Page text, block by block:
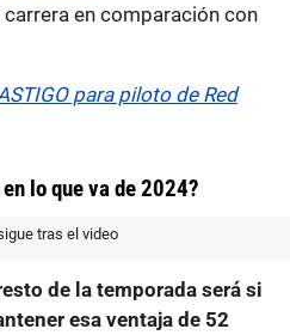
en comparación con
para piloto de Red
lo que va de 2024?
tras el video
de la temporada será si
esa ventaja de 52